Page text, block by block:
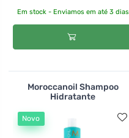
Em stock - Enviamos em até 3 dias
Moroccanoil Shampoo
Hidratante
Novo